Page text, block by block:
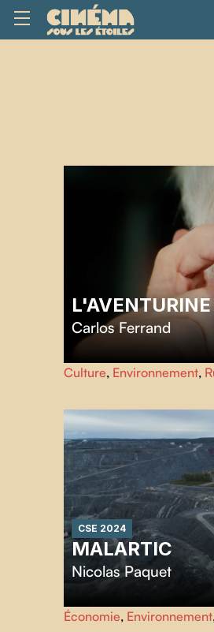
L'AVENTURINE
Carlos Ferrand
Véritable chasse aux
L’aventurinesuit le cinéaste
Culture, Environnement,
CSE 2024
MALARTIC
Nicolas Paquet
Dix ans après l'ouverture de
ciel ouvert de Malartic, le
Économie, Environnement